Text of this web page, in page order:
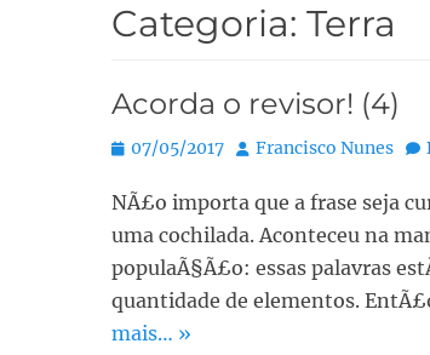
Categoria: Terra
Acorda o revisor! (4)
Posted
07/05/2017 Autor:
Francisco Nunes
NÃ£o importa que a frase seja
uma cochilada. Aconteceu na
populaÃ§Ã£o: essas palavras
quantidade de elementos.
mais… »